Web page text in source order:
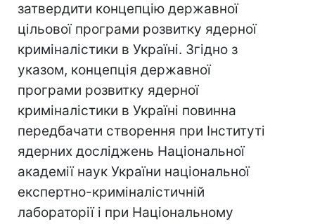
затвердити концепцію державної
цільової програми розвитку ядерної
криміналістики в Україні. Згідно з
указом, концепція державної
програми розвитку ядерної
криміналістики в Україні повинна
передбачати створення при Інституті
ядерних досліджень Національної
академії наук України національної
експертно-криміналістичній
лабораторії і при Національному